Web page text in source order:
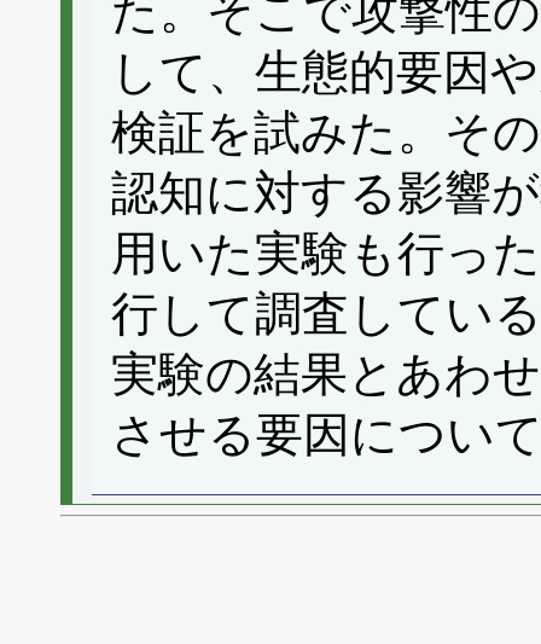
た。そこで攻撃性
して、生態的要因
検証を試みた。そ
認知に対する影響
用いた実験も行っ
行して調査してい
実験の結果とあわ
させる要因につい